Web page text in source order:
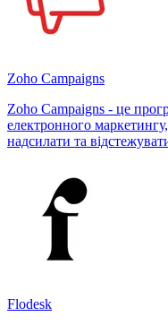
Zoho Campaigns
Zoho Campaigns - це
електронного
надсилати та
Flodesk